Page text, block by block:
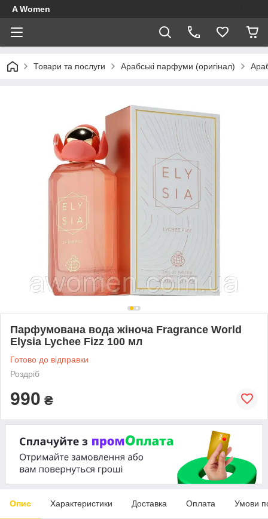
A Women
Товари та послуги Арабські парфуми (оригінал)
Парфумована вода жіноча Fragrance World
Elysia Lychee Fizz 100 мл
Готово до відправки
Роздріб
990 ₴
Опис Характеристики Доставка Оплата Умови